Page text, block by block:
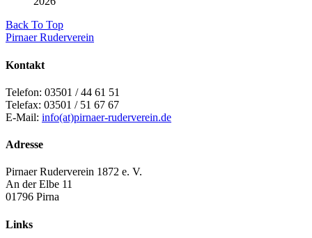
Back To Top
Pirnaer Ruderverein
Kontakt
Telefon: 03501 / 44 61 51
Telefax: 03501 / 51 67 67
E-Mail: info(at)pirnaer-ruderverein.de
Adresse
Pirnaer Ruderverein 1872 e. V.
An der Elbe 11
01796 Pirna
Links